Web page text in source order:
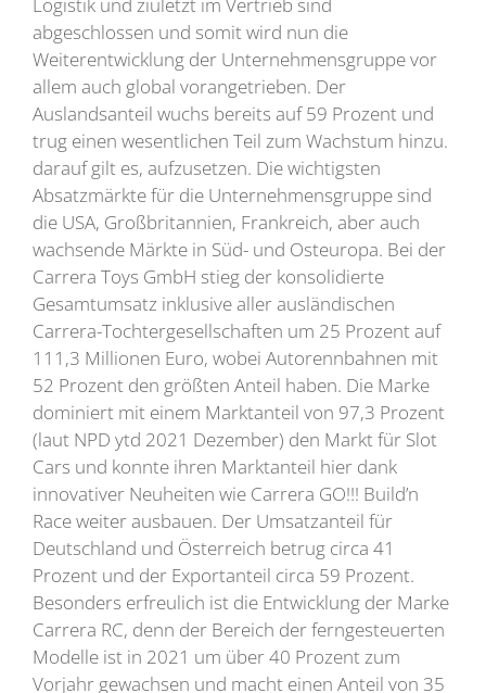
Logistik und ziuletzt im Vertrieb sind
abgeschlossen und somit wird nun die
Weiterentwicklung der Unternehmensgruppe vor
allem auch global vorangetrieben. Der
Auslandsanteil wuchs bereits auf 59 Prozent und
trug einen wesentlichen Teil zum Wachstum hinzu.
darauf gilt es, aufzusetzen. Die wichtigsten
Absatzmärkte für die Unternehmensgruppe sind
die USA, Großbritannien, Frankreich, aber auch
wachsende Märkte in Süd- und Osteuropa. Bei der
Carrera Toys GmbH stieg der konsolidierte
Gesamtumsatz inklusive aller ausländischen
Carrera-Tochtergesellschaften um 25 Prozent auf
111,3 Millionen Euro, wobei Autorennbahnen mit
52 Prozent den größten Anteil haben. Die Marke
dominiert mit einem Marktanteil von 97,3 Prozent
(laut NPD ytd 2021 Dezember) den Markt für Slot
Cars und konnte ihren Marktanteil hier dank
innovativer Neuheiten wie Carrera GO!!! Build’n
Race weiter ausbauen. Der Umsatzanteil für
Deutschland und Österreich betrug circa 41
Prozent und der Exportanteil circa 59 Prozent.
Besonders erfreulich ist die Entwicklung der Marke
Carrera RC, denn der Bereich der ferngesteuerten
Modelle ist in 2021 um über 40 Prozent zum
Vorjahr gewachsen und macht einen Anteil von 35